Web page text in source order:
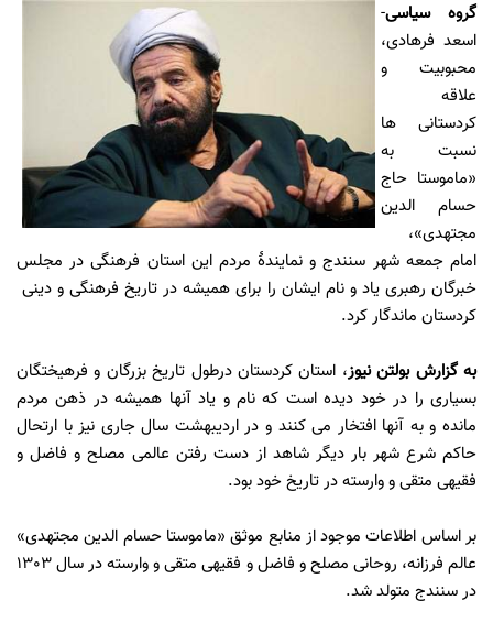
گروه سیاسی-
اسعد فرهادی،
محبوبیت و
علاقه
کردستانی ها
نسبت به
«ماموستا حاج
حسام الدین
مجتهدی»،
امام جمعه شهر سنندج و نمایندۀ مردم این استان فرهنگی در مجلس
خبرگان رهبری یاد و نام ایشان را برای همیشه در تاریخ فرهنگی و دینی
کردستان ماندگار کرد.
به گزارشبولتن نیوز، استان کردستان درطول تاریخ بزرگان و فرهیختگان
بسیاری را در خود دیده است که نام و یاد آنها همیشه در ذهن مردم
مانده و به آنها افتخار می کنند و در اردیبهشت سال جاری نیز با ارتحال
حاکم شرع شهر بار دیگر شاهد از دست رفتن عالمی مصلح و فاضل و
فقیهی متقی و وارسته در تاریخ خود بود.
بر اساس اطلاعات موجود از منابع موثق «ماموستا حسام الدین مجتهدی»
عالم فرزانه، روحانی مصلح و فاضل و فقیهی متقی و وارسته در سال 1303
در سنندج متولد شد.